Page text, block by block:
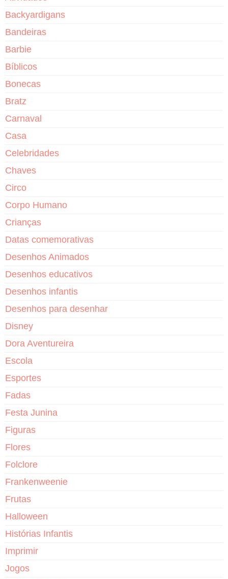
Backyardigans
Bandeiras
Barbie
Bíblicos
Bonecas
Bratz
Carnaval
Casa
Celebridades
Chaves
Circo
Corpo Humano
Crianças
Datas comemorativas
Desenhos Animados
Desenhos educativos
Desenhos infantis
Desenhos para desenhar
Disney
Dora Aventureira
Escola
Esportes
Fadas
Festa Junina
Figuras
Flores
Folclore
Frankenweenie
Frutas
Halloween
Histórias Infantis
Imprimir
Jogos